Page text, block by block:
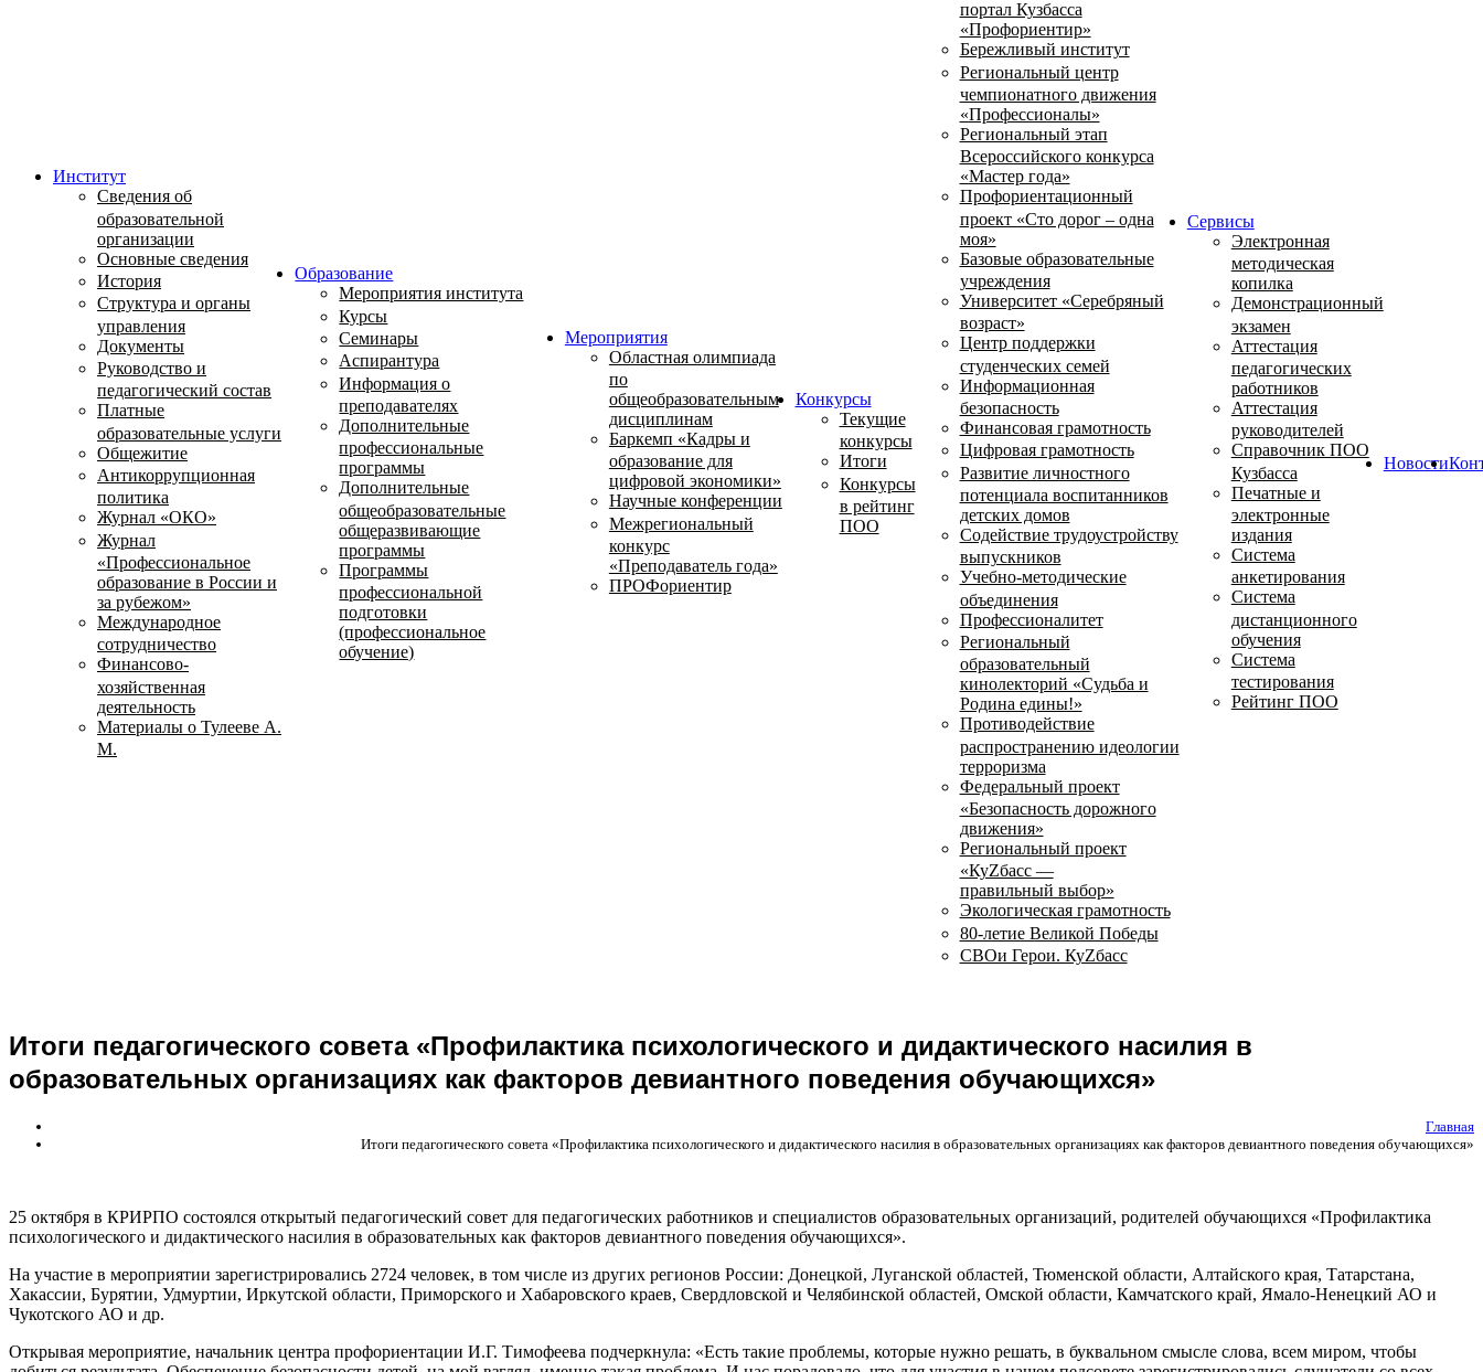
Институт
Сведения об
образовательной
организации
Основные сведения
История
Структура и органы
управления
Документы
Руководство и
педагогический состав
Платные
образовательные услуги
Общежитие
Антикоррупционная
политика
Журнал «ОКО»
Журнал
«Профессиональное
образование в России и
за рубежом»
Международное
сотрудничество
Финансово-
хозяйственная
деятельность
Материалы о Тулееве А.
М.
Образование
Мероприятия института
Курсы
Семинары
Аспирантура
Информация о
преподавателях
Дополнительные
профессиональные
программы
Дополнительные
общеобразовательные
общеразвивающие
программы
Программы
профессиональной
подготовки
(профессиональное
обучение)
Мероприятия
Областная олимпиада
по
общеобразовательным
дисциплинам
Баркемп «Кадры и
образование для
цифровой экономики»
Научные конференции
Межрегиональный
конкурс
«Преподаватель года»
ПРОФориентир
Конкурсы
Текущие
конкурсы
Итоги
Конкурсы
в рейтинг
ПОО
портал Кузбасса
«Профориентир»
Бережливый институт
Региональный центр
чемпионатного движения
«Профессионалы»
Региональный этап
Всероссийского конкурса
«Мастер года»
Профориентационный
проект «Сто дорог – одна
моя»
Базовые образовательные
учреждения
Университет «Серебряный
возраст»
Центр поддержки
студенческих семей
Информационная
безопасность
Финансовая грамотность
Цифровая грамотность
Развитие личностного
потенциала воспитанников
детских домов
Содействие трудоустройству
выпускников
Учебно-методические
объединения
Профессионалитет
Региональный
образовательный
кинолекторий «Судьба и
Родина едины!»
Противодействие
распространению идеологии
терроризма
Федеральный проект
«Безопасность дорожного
движения»
Региональный проект
«КуZбасс —
правильный выбор»
Экологическая грамотность
80-летие Великой Победы
СВОи Герои. КуZбасс
Сервисы
Электронная
методическая
копилка
Демонстрационный
экзамен
Аттестация
педагогических
работников
Аттестация
руководителей
Справочник ПОО
Кузбасса
Печатные и
электронные
издания
Система
анкетирования
Система
дистанционного
обучения
Система
тестирования
Рейтинг ПОО
Новости
Итоги педагогического совета «Профилактика психологического и дидактического насилия в
образовательных организациях как факторов девиантного поведения обучающихся»
Главная
Итоги педагогического совета «Профилактика психологического и дидактического насилия в образовательных организациях как факторов девиантного поведения обучающихся»
25 октября в КРИРПО состоялся открытый педагогический совет для педагогических работников и специалистов образовательных организаций, родителей обучающихся «Профилактика
психологического и дидактического насилия в образовательных как факторов девиантного поведения обучающихся».
На участие в мероприятии зарегистрировались 2724 человек, в том числе из других регионов России: Донецкой, Луганской областей, Тюменской области, Алтайского края, Татарстана,
Хакассии, Бурятии, Удмуртии, Иркутской области, Приморского и Хабаровского краев, Свердловской и Челябинской областей, Омской области, Камчатского край, Ямало-Ненецкий АО и
Чукотского АО и др.
Открывая мероприятие, начальник центра профориентации И.Г. Тимофеева подчеркнула: «Есть такие проблемы, которые нужно решать, в буквальном смысле слова, всем миром, чтобы